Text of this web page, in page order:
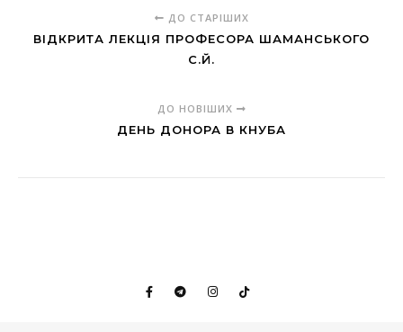
ДО СТАРІШИХ
ВІДКРИТА ЛЕКЦІЯ ПРОФЕСОРА ШАМАНСЬКОГО
С.Й.
ДО НОВІШИХ
ДЕНЬ ДОНОРА В КНУБА